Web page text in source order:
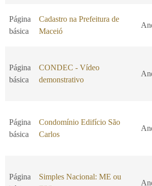
Página
básica
Cadastro na Prefeitura de
Maceió
Página
básica
CONDEC - Vídeo
demonstrativo
Página
básica
Condomínio Edifício São
Carlos
Página
Simples Nacional: ME ou